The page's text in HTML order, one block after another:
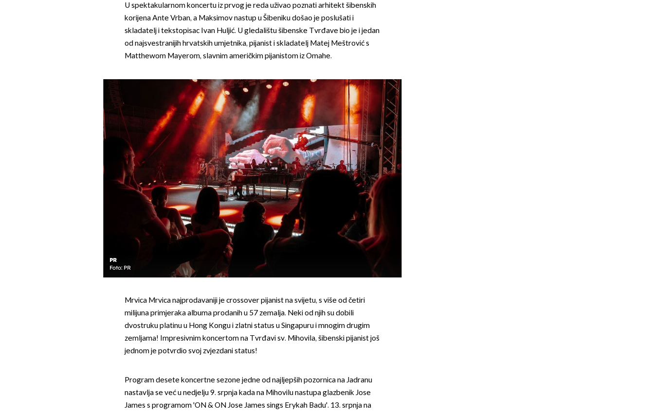
U spektakularnom koncertu iz prvog je reda uživao poznati arhitekt šibenskih
korijena Ante Vrban, a Maksimov nastup u Šibeniku došao je poslušati i
skladatelj i tekstopisac Ivan Huljić. U gledalištu šibenske Tvrđave bio je i jedan
od najsvestranijih hrvatskih umjetnika, pijanist i skladatelj Matej Meštrović s
Matthewom Mayerom, slavnim američkim pijanistom iz Omahe.
PR
Foto: PR
Mrvica Mrvica najprodavaniji je crossover pijanist na svijetu, s više od četiri
milijuna primjeraka albuma prodanih u 57 zemalja. Neki od njih su dobili
dvostruku platinu u Hong Kongu i zlatni status u Singapuru i mnogim drugim
zemljama! Impresivnim koncertom na Tvrđavi sv. Mihovila, šibenski pijanist još
jednom je potvrdio svoj zvjezdani status!
Program desete koncertne sezone jedne od najljepših pozornica na Jadranu
nastavlja se već u nedjelju 9. srpnja kada na Mihovilu nastupa glazbenik Jose
James s programom 'ON & ON Jose James sings Erykah Badu'. 13. srpnja na